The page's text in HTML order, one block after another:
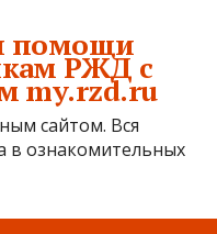
помощи
РЖД с
my.rzd.ru
сайтом. Вся
в ознакомительных